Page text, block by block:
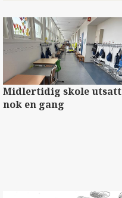
Midlertidig skole utsatt
nok en gang